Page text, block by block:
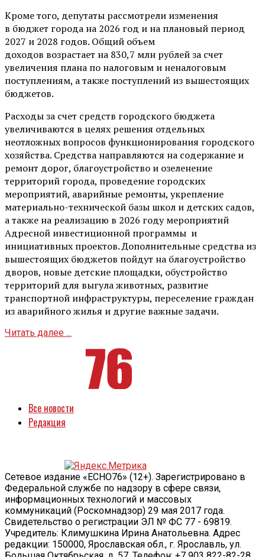
Кроме того, депутаты рассмотрели изменения
в бюджет города на 2026 год и на плановый период
2027 и 2028 годов. Общий объем
доходов возрастает на 830,7 млн рублей за счет
увеличения плана по налоговым и неналоговым
поступлениям, а также поступлений из вышестоящих
бюджетов.
Расходы за счет средств городского бюджета
увеличиваются в целях решения отдельных
неотложных вопросов функционирования городского
хозяйства. Средства направляются на содержание и
ремонт дорог, благоустройство и озеленение
территорий города, проведение городских
мероприятий, аварийные ремонты, укрепление
материально-технической базы школ и детских садов,
а также на реализацию в 2026 году мероприятий
Адресной инвестиционной программы и
инициативных проектов. Дополнительные средства из
вышестоящих бюджетов пойдут на благоустройство
дворов, новые детские площадки, обустройство
территорий для выгула животных, развитие
транспортной инфраструктуры, переселение граждан
из аварийного жилья и другие важные задачи.
Читать далее ...
Все новости
Редакция
Сетевое издание «ECHO76» (12+). Зарегистрировано в
Федеральной службе по надзору в сфере связи,
информационных технологий и массовых
коммуникаций (Роскомнадзор) 29 мая 2017 года.
Свидетельство о регистрации ЭЛ № ФС 77 - 69819.
Учредитель: Климушкина Ирина Анатольевна. Адрес
редакции: 150000, Ярославская обл., г. Ярославль, ул.